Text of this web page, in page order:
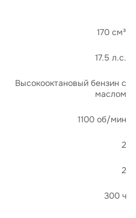
170 см³
17.5 л.с.
Высокооктановый бензин с
маслом
1100 об/мин
2
2
300 ч